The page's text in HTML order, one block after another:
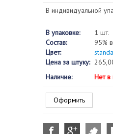
В индивидуальной
В упаковке:
1 шт.
Состав:
95%
Цвет:
Цена за штуку:
Наличие:
Нет в
Оформить